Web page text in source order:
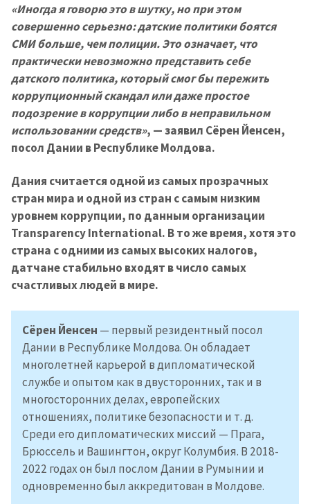
«Иногда я говорю это в шутку, но при этом
совершенно серьезно: датские политики боятся
СМИ больше, чем полиции. Это означает, что
практически невозможно представить себе
датского политика, который смог бы пережить
коррупционный скандал или даже простое
подозрение в коррупции либо в неправильном
использовании средств», — заявил Сёрен Йенсен,
посол Дании в Республике Молдова.
Дания считается одной из самых прозрачных
стран мира и одной из стран с самым низким
уровнем коррупции, по данным организации
Transparency International. В то же время, хотя это
страна с одними из самых высоких налогов,
датчане стабильно входят в число самых
счастливых людей в мире.
Сёрен Йенсен — первый резидентный посол
Дании в Республике Молдова. Он обладает
многолетней карьерой в дипломатической
службе и опытом как в двусторонних, так и в
многосторонних делах, европейских
отношениях, политике безопасности и т. д.
Среди его дипломатических миссий — Прага,
Брюссель и Вашингтон, округ Колумбия. В 2018-
2022 годах он был послом Дании в Румынии и
одновременно был аккредитован в Молдове.